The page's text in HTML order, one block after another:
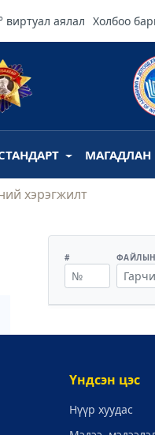
виртуал аялал Холбоо
МАГАДЛАН
хэрэгжилт
#
Үндсэн цэс
Нүүр хуудас